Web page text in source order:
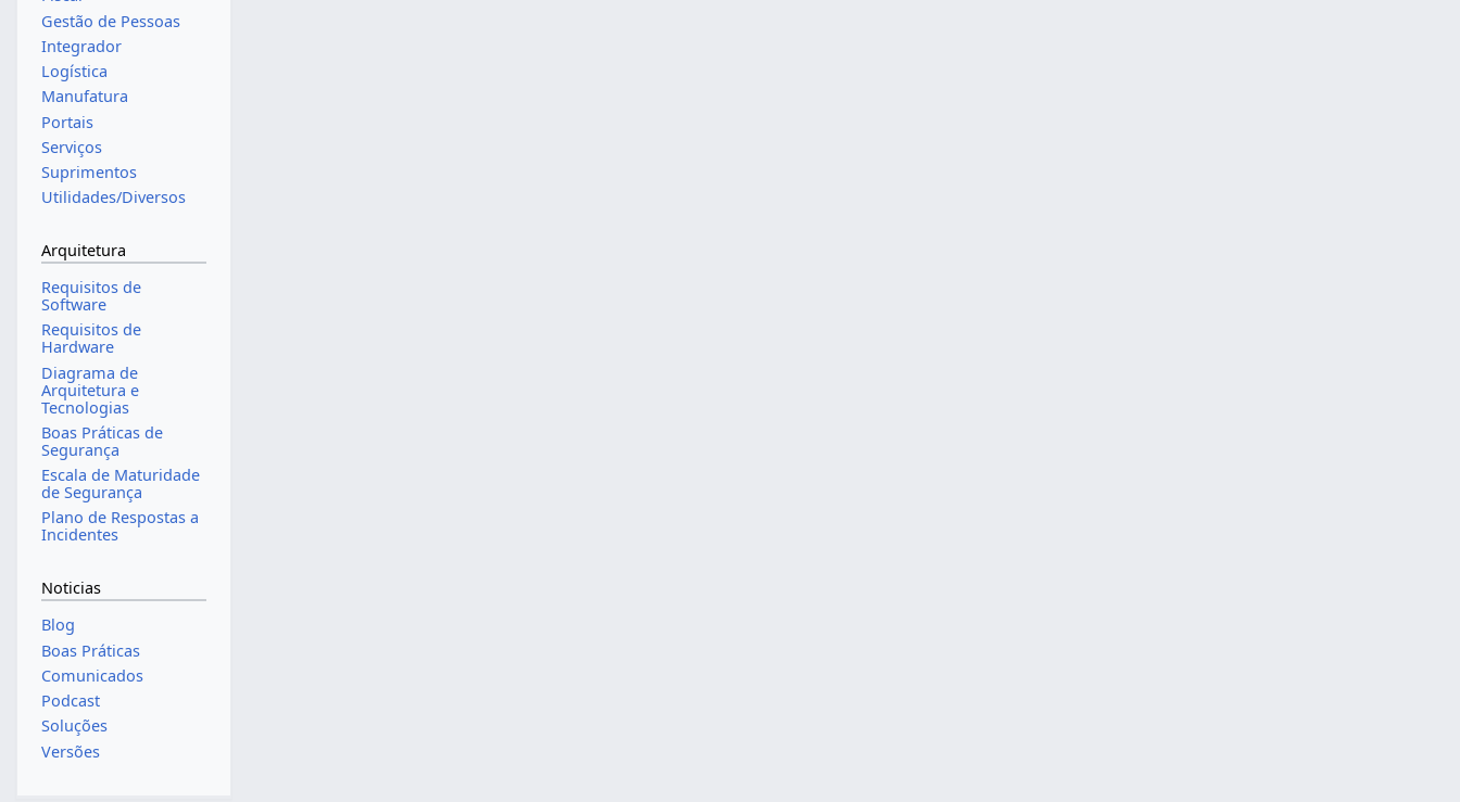
Gestão de Pessoas
Integrador
Logística
Manufatura
Portais
Serviços
Suprimentos
Utilidades/Diversos
Arquitetura
Requisitos de
Software
Requisitos de
Hardware
Diagrama de
Arquitetura e
Tecnologias
Boas Práticas de
Segurança
Escala de Maturidade
de Segurança
Plano de Respostas a
Incidentes
Noticias
Blog
Boas Práticas
Comunicados
Podcast
Soluções
Versões